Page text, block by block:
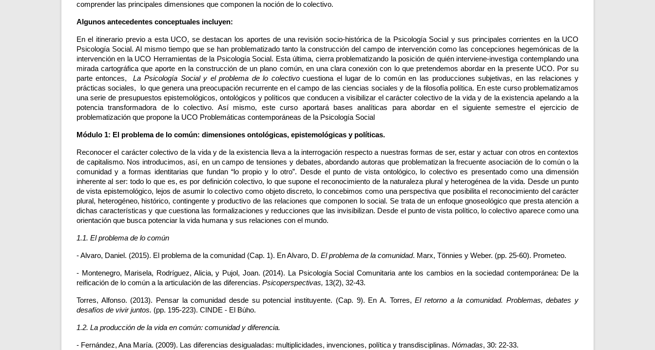
comprender las principales dimensiones que componen la noción de lo colectivo.
Algunos antecedentes conceptuales incluyen:
En el itinerario previo a esta UCO, se destacan los aportes de una revisión socio-histórica de la Psicología Social y sus principales corrientes en la UCO
Psicología Social. Al mismo tiempo que se han problematizado tanto la construcción del campo de intervención como las concepciones hegemónicas de la
intervención en la UCO Herramientas de la Psicología Social. Esta última, cierra problematizando la posición de quién interviene-investiga contemplando una
mirada cartográfica que aporte en la construcción de un plano común, en una clara conexión con lo que pretendemos abordar en la presente UCO. Por su
parte entonces, La Psicología Social y el problema de lo colectivo cuestiona el lugar de lo común en las producciones subjetivas, en las relaciones y
prácticas sociales,  lo que genera una preocupación recurrente en el campo de las ciencias sociales y de la filosofía política. En este curso problematizamos
una serie de presupuestos epistemológicos, ontológicos y políticos que conducen a visibilizar el carácter colectivo de la vida y de la existencia apelando a la
potencia transformadora de lo colectivo. Así mismo, este curso aportará bases analíticas para abordar en el siguiente semestre el ejercicio de
problematización que propone la UCO Problemáticas contemporáneas de la Psicología Social
Módulo 1: El problema de lo común: dimensiones ontológicas, epistemológicas y políticas.
Reconocer el carácter colectivo de la vida y de la existencia lleva a la interrogación respecto a nuestras formas de ser, estar y actuar con otros en contextos
de capitalismo. Nos introducimos, así, en un campo de tensiones y debates, abordando autoras que problematizan la frecuente asociación de lo común o la
comunidad y a formas identitarias que fundan “lo propio y lo otro”. Desde el punto de vista ontológico, lo colectivo es presentado como una dimensión
inherente al ser: todo lo que es, es por definición colectivo, lo que supone el reconocimiento de la naturaleza plural y heterogénea de la vida. Desde un punto
de vista epistemológico, lejos de asumir lo colectivo como objeto discreto, lo concebimos como una perspectiva que posibilita el reconocimiento del carácter
plural, heterogéneo, histórico, contingente y productivo de las relaciones que componen lo social. Se trata de un enfoque gnoseológico que presta atención a
dichas características y que cuestiona las formalizaciones y reducciones que las invisibilizan. Desde el punto de vista político, lo colectivo aparece como una
orientación que busca potenciar la vida humana y sus relaciones con el mundo.
1.1. El problema de lo común
- Alvaro, Daniel. (2015). El problema de la comunidad (Cap. 1). En Alvaro, D. El problema de la comunidad. Marx, Tönnies y Weber. (pp. 25-60). Prometeo.
- Montenegro, Marisela, Rodríguez, Alicia, y Pujol, Joan. (2014). La Psicología Social Comunitaria ante los cambios en la sociedad contemporánea: De la
reificación de lo común a la articulación de las diferencias. Psicoperspectivas, 13(2), 32-43.
Torres, Alfonso. (2013). Pensar la comunidad desde su potencial instituyente. (Cap. 9). En A. Torres, El retorno a la comunidad. Problemas, debates y
desafíos de vivir juntos. (pp. 195-223). CINDE - El Búho.
1.2. La producción de la vida en común: comunidad y diferencia.
- Fernández, Ana María. (2009). Las diferencias desigualadas: multiplicidades, invenciones, política y transdisciplinas. Nómadas, 30: 22-33.